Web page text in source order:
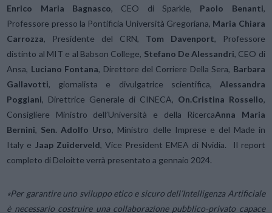
Enrico Maria Bagnasco, CEO di Sparkle, Paolo Benanti,
Professore presso la Pontificia Università Gregoriana, Maria Chiara
Carrozza, Presidente del CRN, Tom Davenport, Professore
distinto al MIT e al Babson College, Stefano De Alessandri, CEO di
Ansa, Luciano Fontana, Direttore del Corriere Della Sera, Barbara
Gallavotti, giornalista e divulgatrice scientifica, Alessandra
Poggiani, Direttrice Generale di CINECA, On.Cristina Rossello,
Consigliere Ministro dell’Università e della RicercaAnna Maria
Bernini, Sen. Adolfo Urso, Ministro delle Imprese e del Made in
Italy e Jaap Zuiderveld, Vice President EMEA di Nvidia. Il report
completo di Deloitte verrà presentato a gennaio 2024.
«Per garantire uno sviluppo etico e sicuro dell’Intelligenza Artificiale
è necessario costruire una collaborazione pubblico-privato capace